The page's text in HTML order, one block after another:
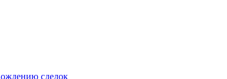
сделок